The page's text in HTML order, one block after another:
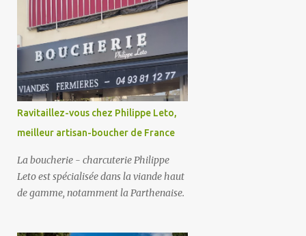
Ravitaillez-vous chez Philippe Leto,
meilleur artisan-boucher de France
La boucherie - charcuterie Philippe
Leto est spécialisée dans la viande haut
de gamme, notamment la Parthenaise.